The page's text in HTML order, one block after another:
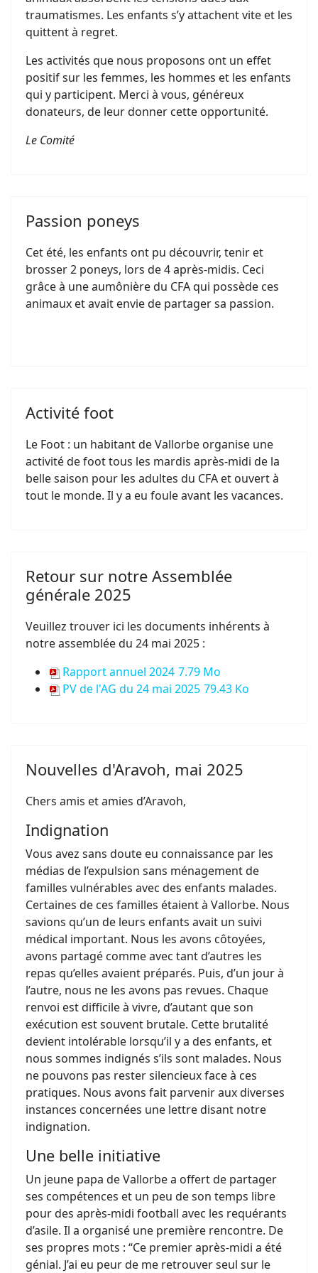
traumatismes. Les enfants s’y attachent vite et les
quittent à regret.
Les activités que nous proposons ont un effet
positif sur les femmes, les hommes et les enfants
qui y participent. Merci à vous, généreux
donateurs, de leur donner cette opportunité.
Le Comité
Passion poneys
Cet été, les enfants ont pu découvrir, tenir et
brosser 2 poneys, lors de 4 après-midis. Ceci
grâce à une aumônière du CFA qui possède ces
animaux et avait envie de partager sa passion.
Activité foot
Le Foot : un habitant de Vallorbe organise une
activité de foot tous les mardis après-midi de la
belle saison pour les adultes du CFA et ouvert à
tout le monde. Il y a eu foule avant les vacances.
Retour sur notre Assemblée
générale 2025
Veuillez trouver ici les documents inhérents à
notre assemblée du 24 mai 2025 :
Rapport annuel 2024 7.79 Mo
PV de l'AG du 24 mai 2025 79.43 Ko
Nouvelles d'Aravoh, mai 2025
Chers amis et amies d’Aravoh,
Indignation
Vous avez sans doute eu connaissance par les
médias de l’expulsion sans ménagement de
familles vulnérables avec des enfants malades.
Certaines de ces familles étaient à Vallorbe. Nous
savions qu’un de leurs enfants avait un suivi
médical important. Nous les avons côtoyées,
avons partagé comme avec tant d’autres les
repas qu’elles avaient préparés. Puis, d’un jour à
l’autre, nous ne les avons pas revues. Chaque
renvoi est difficile à vivre, d’autant que son
exécution est souvent brutale. Cette brutalité
devient intolérable lorsqu’il y a des enfants, et
nous sommes indignés s’ils sont malades. Nous
ne pouvons pas rester silencieux face à ces
pratiques. Nous avons fait parvenir aux diverses
instances concernées une lettre disant notre
indignation.
Une belle initiative
Un jeune papa de Vallorbe a offert de partager
ses compétences et un peu de son temps libre
pour des après-midi football avec les requérants
d’asile. Il a organisé une première rencontre. De
ses propres mots : “Ce premier après-midi a été
génial. J’ai eu peur de me retrouver seul sur le